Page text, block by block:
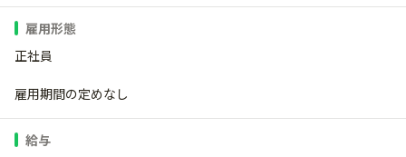
雇用形態
正社員
雇用期間の定めなし
給与